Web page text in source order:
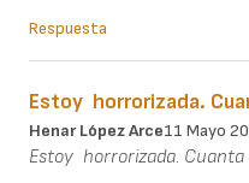
Respuesta
Estoy horrorizada.
Henar López Arce11 Mayo
Estoy horrorizada.